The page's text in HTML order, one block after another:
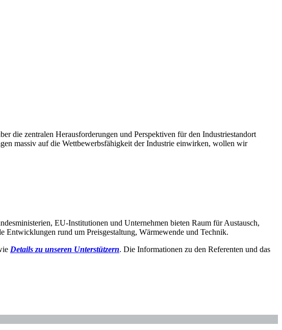
die zentralen Herausforderungen und Perspektiven für den Industriestandort
massiv auf die Wettbewerbsfähigkeit der Industrie einwirken, wollen wir
EU-Institutionen und Unternehmen bieten Raum für Austausch,
rund um Preisgestaltung, Wärmewende und Technik.
Details zu unseren Unterstützern. Die Informationen zu den Referenten und das